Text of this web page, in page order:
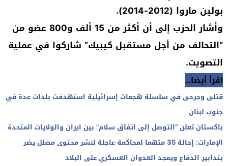
بولين ماروا (2012-2014).
وأشار الحزب إلى أن أكثر من 15 ألف و800 عضو من
“التحالف من أجل مستقبل كيبيك” شاركوا في عملية
التصويت.
اقرأ أيضا...
قتلى وجرحى في سلسلة هجمات إسرائيلية استهدفت بلدات عدة في
جنوب لبنان
باكستان تعلن “التوصل إلى اتفاق سلام” بين ايران والولايات المتحدة
الإمارات: إحالة 35 متهما لمحاكمة عاجلة لنشر محتوى مضلل يضر
بتدابير الدفاع ويمجد العدوان العسكري على البلاد